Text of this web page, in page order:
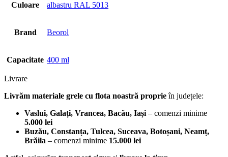
Culoare albastru RAL 5013
Brand Beorol
Capacitate 400 ml
Livrare
Livrăm materiale grele cu flota noastră proprieîn județele:
Vaslui, Galați, Vrancea, Bacău, Iași– comenzi minime
5.000 lei
Buzău, Constanța, Tulcea, Suceava, Botoșani, Neamț,
Brăila – comenzi minime 15.000 lei